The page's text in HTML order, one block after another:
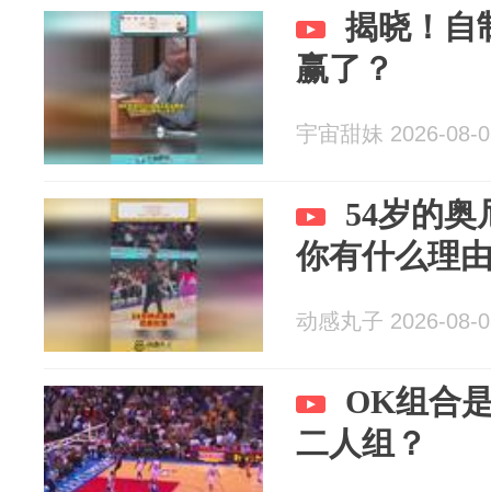
揭晓！自
赢了？
宇宙甜妹 2026-08-
54岁的奥
你有什么理
动感丸子 2026-08-
OK组合
二人组？